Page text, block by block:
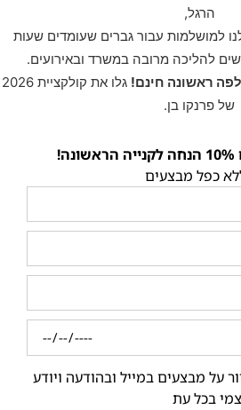
הרגל,
למושלמות עבור גברים שעומדים שעות
להליכה מרובה במשרד ובאירועים.
ראשונה חינם!
גלו את קולקציית 2026
של פרנקו בן.
כפל מבצעים
על מבצעים במייל ובהודעה ויודע
בכל עת